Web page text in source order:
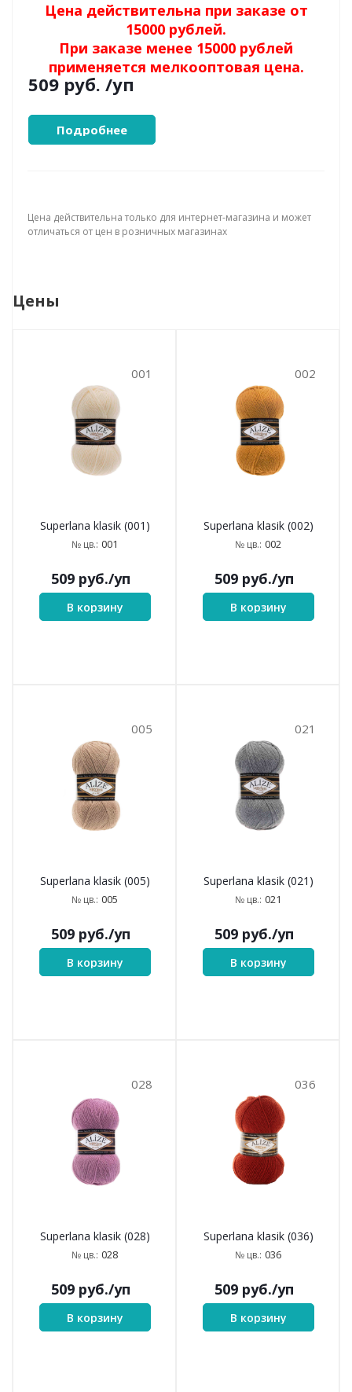
Цена действительна при заказе от
15000 рублей.
При заказе менее 15000 рублей
применяется мелкооптовая цена.
509 руб. /уп
Подробнее
Цена действительна только для интернет-магазина и может
отличаться от цен в розничных магазинах
Цены
001
Superlana klasik (001)
№ цв.: 001
509 руб./уп
В корзину
002
Superlana klasik (002)
№ цв.: 002
509 руб./уп
В корзину
005
Superlana klasik (005)
№ цв.: 005
509 руб./уп
В корзину
021
Superlana klasik (021)
№ цв.: 021
509 руб./уп
В корзину
028
Superlana klasik (028)
№ цв.: 028
509 руб./уп
В корзину
036
Superlana klasik (036)
№ цв.: 036
509 руб./уп
В корзину